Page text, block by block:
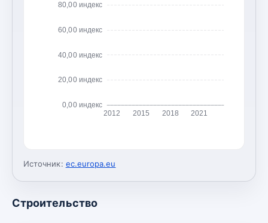
0,00 индекс
20,00 индекс
40,00 индекс
60,00 индекс
80,00 индекс
2012 2015 2018 2021
Источник: ec.europa.eu
Строительство